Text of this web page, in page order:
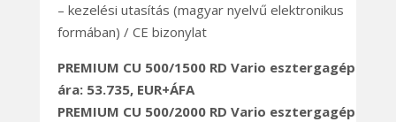
– kezelési utasítás (magyar nyelvű elektronikus
formában) / CE bizonylat
PREMIUM CU 500/1500 RD Vario esztergagép
ára: 53.735, EUR+ÁFA
PREMIUM CU 500/2000 RD Vario esztergagép